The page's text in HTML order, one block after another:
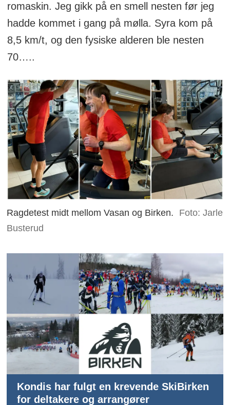
romaskin. Jeg gikk på en smell nesten før jeg
hadde kommet i gang på mølla. Syra kom på
8,5 km/t, og den fysiske alderen ble nesten
70…..
Ragdetest midt mellom Vasan og Birken.
Foto: Jarle
Busterud
Kondis har fulgt en krevende SkiBirken
for deltakere og arrangører